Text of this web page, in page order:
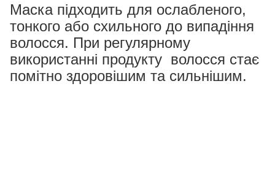
Маска підходить для ослабленого,
тонкого або схильного до випадіння
волосся. При регулярному
використанні продукту волосся стає
помітно здоровішим та сильнішим.